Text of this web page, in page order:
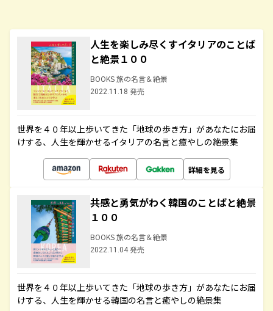
人生を楽しみ尽くすイタリアのことば
と絶景１００
BOOKS 旅の名言＆絶景
2022.11.18 発売
世界を４０年以上歩いてきた「地球の歩き方」があなたにお届
けする、人生を輝かせるイタリアの名言と癒やしの絶景集
詳細を見る
共感と勇気がわく韓国のことばと絶景
１００
BOOKS 旅の名言＆絶景
2022.11.04 発売
世界を４０年以上歩いてきた「地球の歩き方」があなたにお届
けする、人生を輝かせる韓国の名言と癒やしの絶景集